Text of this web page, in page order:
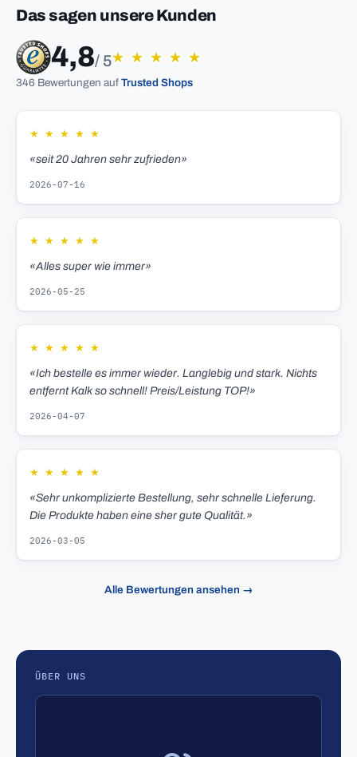
Das sagen unsere Kunden
4,8/ 5★ ★ ★ ★ ★
346 Bewertungen auf Trusted Shops
★ ★ ★ ★ ★
«seit 20 Jahren sehr zufrieden»
2026-07-16
★ ★ ★ ★ ★
«Alles super wie immer»
2026-05-25
★ ★ ★ ★ ★
«Ich bestelle es immer wieder. Langlebig und stark. Nichts
entfernt Kalk so schnell! Preis/Leistung TOP!»
2026-04-07
★ ★ ★ ★ ★
«Sehr unkomplizierte Bestellung, sehr schnelle Lieferung.
Die Produkte haben eine sher gute Qualität.»
2026-03-05
Alle Bewertungen ansehen →
ÜBER UNS